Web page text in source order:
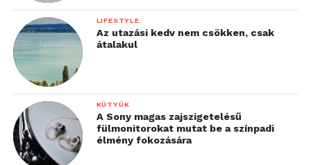
LIFESTYLE
Az utazási kedv nem csökken, csak
átalakul
KÜTYÜK
A Sony magas zajszigetelésű
fülmonitorokat mutat be a színpadi
élmény fokozására